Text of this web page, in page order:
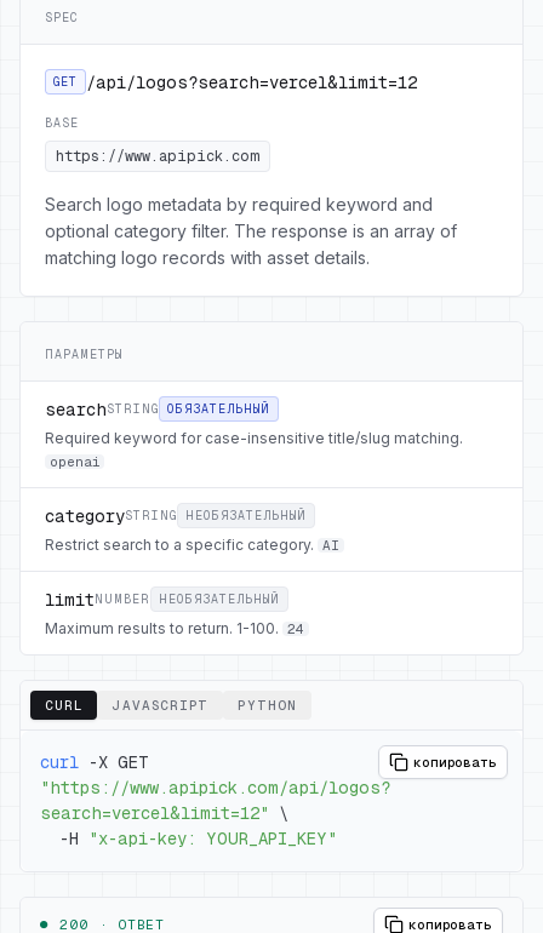
SPEC
GET /api/logos?search=vercel&limit=12
BASE
https://www.apipick.com
Search logo metadata by required keyword and
optional category filter. The response is an array of
matching logo records with asset details.
ПАРАМЕТРЫ
searchSTRING ОБЯЗАТЕЛЬНЫЙ
Required keyword for case-insensitive title/slug matching.
openai
categorySTRING НЕОБЯЗАТЕЛЬНЫЙ
Restrict search to a specific category. AI
limit NUMBER НЕОБЯЗАТЕЛЬНЫЙ
Maximum results to return. 1-100. 24
CURL JAVASCRIPT PYTHON
копировать
curl
"https://www.apipick.com/api/logos?
search=vercel&limit=12"
\
  -H
"x-api-key: YOUR_API_KEY"
● 200 · ОТВЕТ копировать